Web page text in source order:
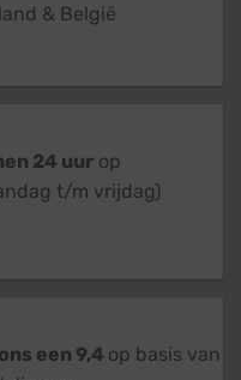
& België
24 uur op
t/m vrijdag)
een 9,4 op basis van